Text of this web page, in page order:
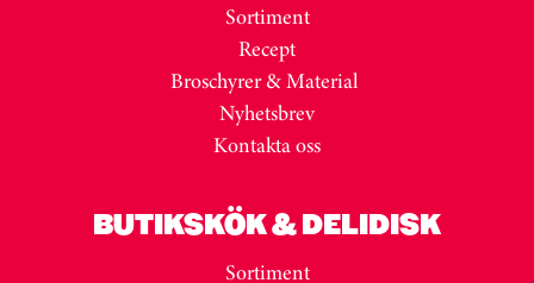
Sortiment
Recept
Broschyrer & Material
Nyhetsbrev
Kontakta oss
BUTIKSKÖK & DELIDISK
Sortiment